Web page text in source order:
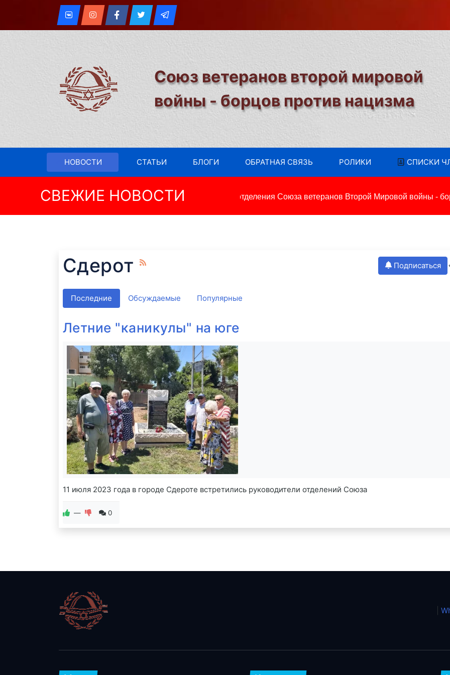
Союз ветеранов второй мировой
войны - борцов против нацизма
НОВОСТИ СТАТЬИ БЛОГИ ОБРАТНАЯ СВЯЗЬ РОЛИКИ СПИСКИ
СВЕЖИЕ НОВОСТИВстреча Иерусалимского отделения Союза ветеранов Второй Мировой войны -
Сдерот Подписаться
Последние Обсуждаемые Популярные
Летние "каникулы" на юге
11 июля 2023 года в городе Сдероте встретились руководители отделений Союза
— 0